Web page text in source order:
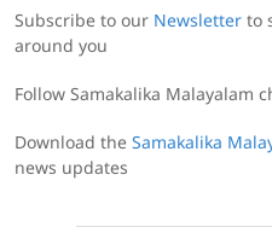
Subscribe to our Newsletter to
around you
Follow Samakalika Malayalam
Download the Samakalika
news updates